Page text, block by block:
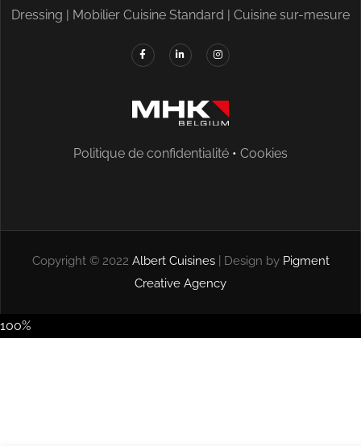
Dressing | Mobilier Cuisine Standard | Cuisine sur-mesure
Politique de confidentialité • Cookies
Copyright © 2022 Albert Cuisines| Design by Pigment
Creative Agency
100%